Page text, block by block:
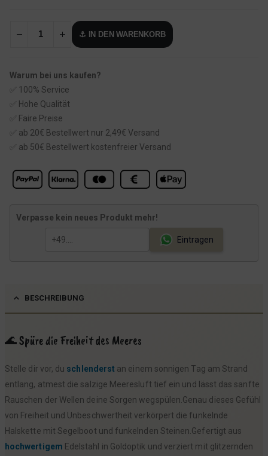
s
p
ü
n
g
i
c
h
e
P
r
w
r
1
9
,
9
9
t
u
P
r
e
i
i
9
€
.
⚓ IN DEN WARENKORB
Warum bei uns kaufen?
✅ 100% Service
✅ Hohe Qualität
✅ Faire Preise
✅ ab 20€ Bestellwert nur 2,49€ Versand
✅ ab 50€ Bestellwert kostenfreier Versand
Verpasse kein neues Produkt mehr!
Eintragen
BESCHREIBUNG
🌊 Spüre die Freiheit des Meeres
Stelle dir vor, du schlenderst an einem sonnigen Tag am Strand
entlang, atmest die salzige Meeresluft tief ein und lässt das sanfte
Rauschen der Wellen deine Sorgen wegspülen.Genau dieses Gefühl
von Freiheit und Unbeschwertheit verkörpert die funkelnde
Halskette mit Segelboot und funkelnden Steinen.Gefertigt aus
hochwertigem Edelstahl in Goldoptik und verziert mit glitzernden